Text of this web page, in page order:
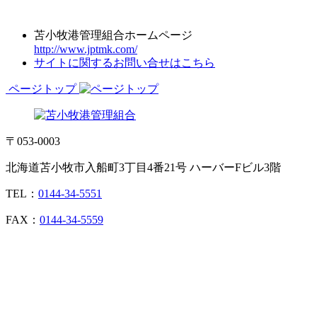
苫小牧港管理組合ホームページ
http://www.jptmk.com/
サイトに関するお問い合せはこちら
ページトップ
〒053-0003
北海道苫小牧市入船町3丁目4番21号 ハーバーFビル3階
TEL： 0144-34-5551
FAX： 0144-34-5559